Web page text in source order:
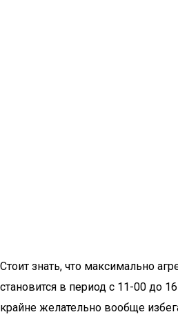
Стоит знать, что максимально
становится в период с 11-00 до
крайне желательно вообще